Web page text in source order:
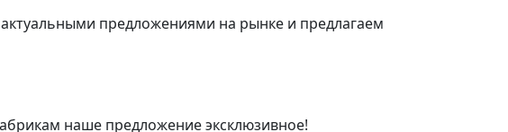
предложениями на рынке и предлагаем
наше предложение эксклюзивное!